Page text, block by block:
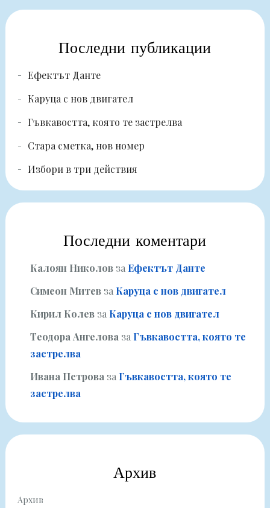
Последни публикации
Ефектът Данте
Каруца с нов двигател
Гъвкавостта, която те застрелва
Стара сметка, нов номер
Избори в три действия
Последни коментари
Калоян Николовза Ефектът Данте
Симеон Митевза Каруца с нов двигател
Кирил Колевза Каруца с нов двигател
Теодора Ангеловаза Гъвкавостта, която те
застрелва
Ивана Петроваза Гъвкавостта, която те
застрелва
Архив
Архив